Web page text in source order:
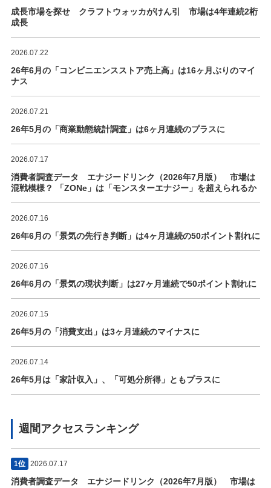
成長市場を探せ クラフトウォッカがけん引 市場は4年連続2桁
成長
2026.07.22
26年6月の「コンビニエンスストア売上高」は16ヶ月ぶりのマイ
ナス
2026.07.21
26年5月の「商業動態統計調査」は6ヶ月連続のプラスに
2026.07.17
消費者調査データ エナジードリンク（2026年7月版） 市場は
混戦模様？ 「ZONe」は「モンスターエナジー」を超えられるか
2026.07.16
26年6月の「景気の先行き判断」は4ヶ月連続の50ポイント割れに
2026.07.16
26年6月の「景気の現状判断」は27ヶ月連続で50ポイント割れに
2026.07.15
26年5月の「消費支出」は3ヶ月連続のマイナスに
2026.07.14
26年5月は「家計収入」、「可処分所得」ともプラスに
週間アクセスランキング
1位 2026.07.17
消費者調査データ エナジードリンク（2026年7月版） 市場は